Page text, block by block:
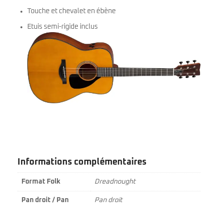
Touche et chevalet en ébène
Etuis semi-rigide inclus
Informations complémentaires
Format Folk Dreadnought
Pan droit / Pan
Pan droit